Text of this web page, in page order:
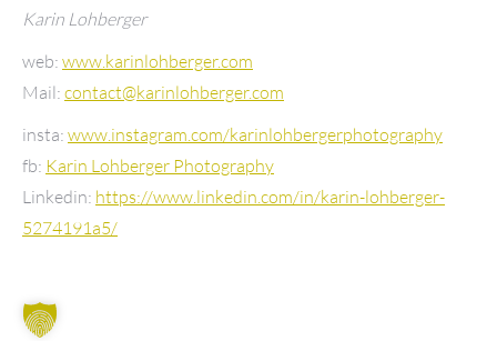
Karin Lohberger
web: www.karinlohberger.com
Mail: moc.regrebholnirak@tcatnoc
insta: www.instagram.com/karinlohbergerphotography
fb: Karin Lohberger Photography
Linkedin: https://www.linkedin.com/in/karin-lohberger-
5274191a5/